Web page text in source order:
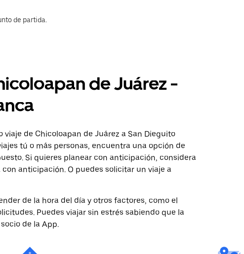
de partida.
de Juárez -
de Chicoloapan de Juárez a San Dieguito
tú o más personas, encuentra una opción de
Si quieres planear con anticipación, considera
anticipación. O puedes solicitar un viaje a
de la hora del día y otros factores, como el
Puedes viajar sin estrés sabiendo que la
de la App.